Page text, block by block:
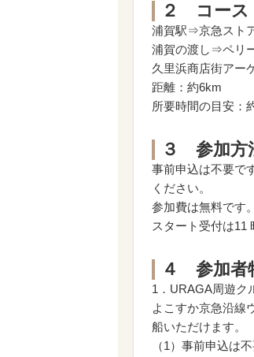
２ コース
浦賀駅⇒京急スト
浦賀の渡し⇒ペリ
久里浜商店街アー
距離：約6km
所要時間の目安：
３ 参加方
事前申込は不要で
ください。
参加費は無料です。
スタート受付は11
４ 参加者
1．URAGA周遊ク
よこすか京急沿線
船いただけます。
（1）事前申込は